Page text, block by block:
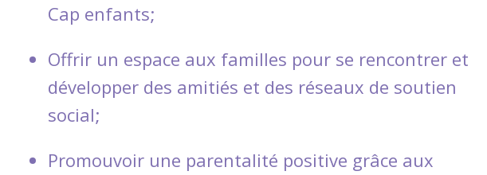
Cap enfants;
Offrir un espace aux familles pour se rencontrer et
développer des amitiés et des réseaux de soutien
social;
Promouvoir une parentalité positive grâce aux